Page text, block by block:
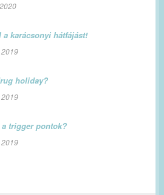
a karácsonyi hátfájást!
2019
holiday?
2019
trigger pontok?